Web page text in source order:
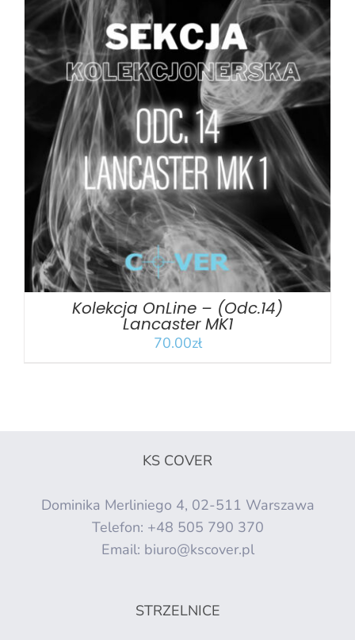
DODAJ DO KOSZYKA / SZCZEGÓŁY
Kolekcja OnLine – (Odc.14)
Lancaster MK1
70.00zł
KS COVER
Dominika Merliniego 4, 02-511 Warszawa
Telefon: +48 505 790 370
Email: biuro@kscover.pl
STRZELNICE